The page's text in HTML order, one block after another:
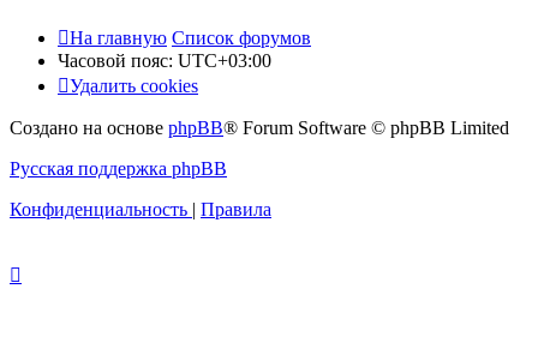
На главную Список форумов
Часовой пояс: UTC+03:00
Удалить cookies
Создано на основе phpBB® Forum Software © phpBB Limited
Русская поддержка phpBB
Конфиденциальность | Правила